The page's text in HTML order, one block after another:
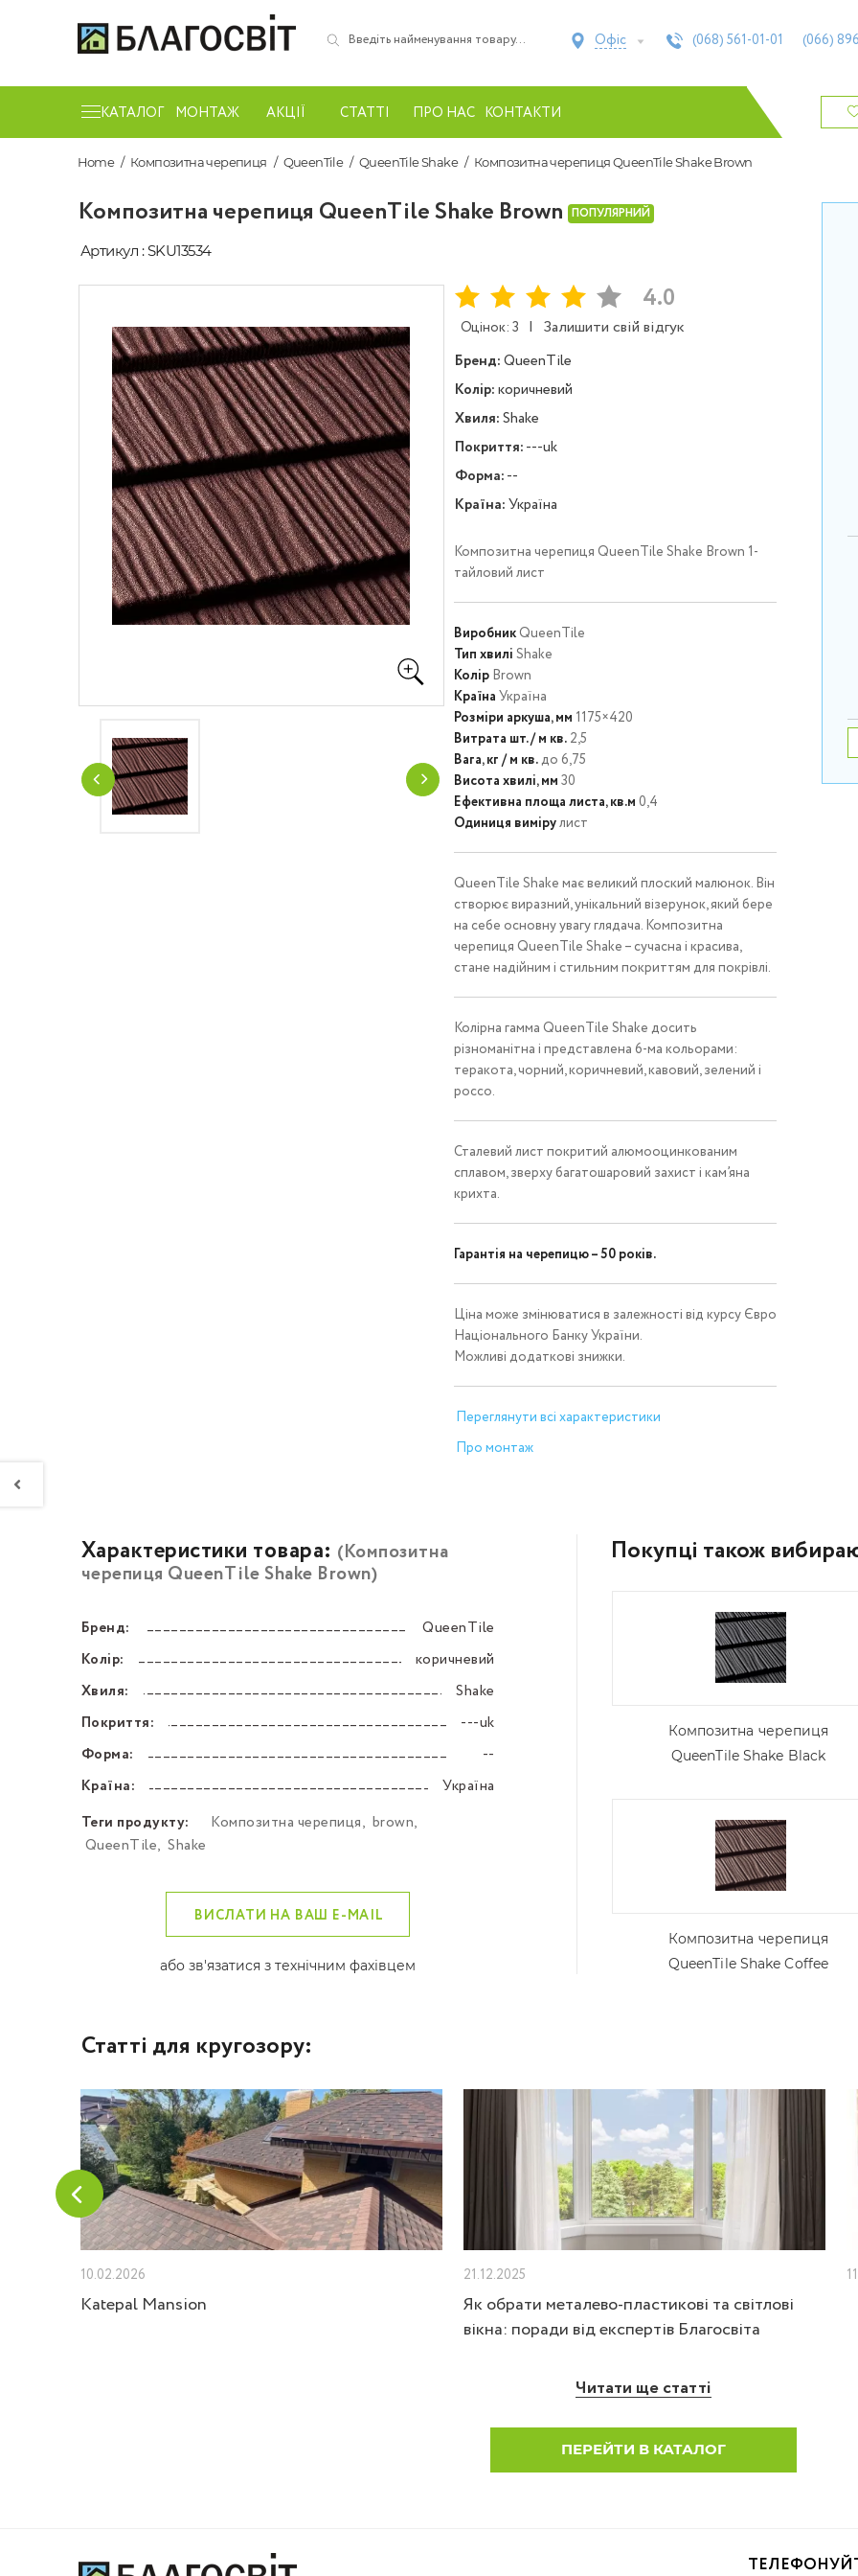
Офіс (068) 561-01-01 (066)
КАТАЛОГ МОНТАЖ АКЦІЇ СТАТТІ ПРО НАС КОНТАКТИ
Home Композитна черепиця QueenTile QueenTile Shake Композитна черепиця QueenTile Shake Brown
Композитна черепиця QueenTile Shake Brown ПОПУЛЯРНИЙ
Артикул : SKU13534
4.0
Оцінок: 3 | Залишити свій відгук
Бренд:QueenTile
Колір:коричневий
Хвиля:Shake
Покриття:---uk
Форма:--
Країна:Україна
Композитна черепиця QueenTile Shake Brown 1-
тайловий лист
ВиробникQueenTile
Тип хвилі Shake
КолірBrown
Країна Україна
Розміри аркуша, мм 1175×420
Витрата шт. / м кв.2,5
Вага, кг / м кв.до 6,75
Висота хвилі, мм 30
Ефективна площа листа, кв.м 0,4
Одиниця вимірулист
QueenTile Shake має великий плоский малюнок. Він
створює виразний, унікальний візерунок, який бере
на себе основну увагу глядача. Композитна
черепиця QueenTile Shake – сучасна і красива,
стане надійним і стильним покриттям для покрівлі.
Колірна гамма QueenTile Shake досить
різноманітна і представлена ​​6-ма кольорами:
теракота, чорний, коричневий, кавовий, зелений і
россо.
Сталевий лист покритий алюмооцинкованим
сплавом, зверху багатошаровий захист і кам’яна
крихта.
Гарантія на черепицю – 50 років.
Ціна може змінюватися в залежності від курсу Євро
Національного Банку України.
Можливі додаткові знижки.
Переглянути всі характеристики
Про монтаж
Характеристики товара: (Композитна
черепиця QueenTile Shake Brown)
Бренд:
–––––––––––––––––––––––––––––––––––––––––––––QueenTile
Колір:
–––––––––––––––––––––––––––––––––––––––––––––коричневий
Хвиля:
–––––––––––––––––––––––––––––––––––––––––––––
Shake
Покриття:
–––––––––––––––––––––––––––––––––––––––––––––
---uk
Форма:
–––––––––––––––––––––––––––––––––––––––––––––
--
Країна:
–––––––––––––––––––––––––––––––––––––––––––––Україна
Теги продукту:
Композитна черепиця, brown,
QueenTile, Shake
ВИСЛАТИ НА ВАШ E-MAIL
або зв'язатися з технічним фахівцем
Покупці також
Композитна черепиця
QueenTile Shake Black
Композитна черепиця
QueenTile Shake Coffee
Статті для кругозору:
10.02.2026
Katepal Mansion
21.12.2025
Як обрати металево-пластикові та світлові
вікна: поради від експертів Благосвіта
Читати ще статті
ПЕРЕЙТИ В КАТАЛОГ